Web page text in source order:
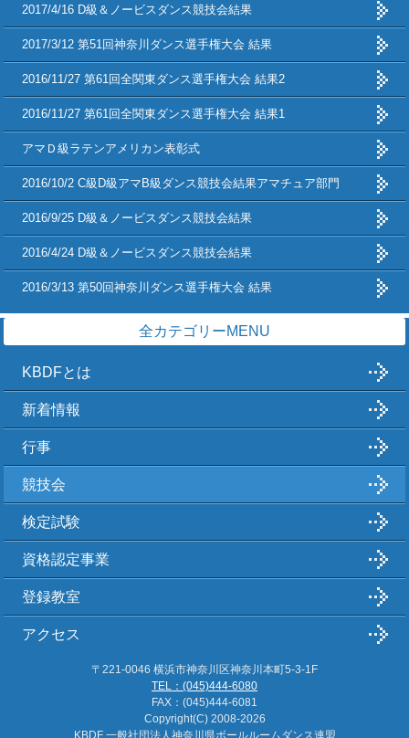
2017/4/16 D級＆ノービスダンス競技会結果
2017/3/12 第51回神奈川ダンス選手権大会 結果
2016/11/27 第61回全関東ダンス選手権大会 結果2
2016/11/27 第61回全関東ダンス選手権大会 結果1
アマＤ級ラテンアメリカン表彰式
2016/10/2 C級D級アマB級ダンス競技会結果アマチュア部門
2016/9/25 D級＆ノービスダンス競技会結果
2016/4/24 D級＆ノービスダンス競技会結果
2016/3/13 第50回神奈川ダンス選手権大会 結果
全カテゴリーMENU
KBDFとは
新着情報
行事
競技会
検定試験
資格認定事業
登録教室
アクセス
〒221-0046 横浜市神奈川区神奈川本町5-3-1F
TEL：(045)444-6080
FAX：(045)444-6081
Copyright(C) 2008-2026
KBDF 一般社団法人神奈川県ボールルームダンス連盟